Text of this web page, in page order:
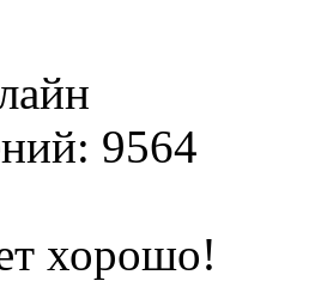
9564
хорошо!